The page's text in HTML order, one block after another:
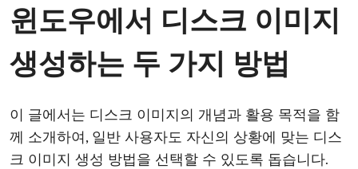
윈도우에서 디스크 이미지
생성하는 두 가지 방법
이 글에서는 디스크 이미지의 개념과 활용 목적을 함
께 소개하여, 일반 사용자도 자신의 상황에 맞는 디스
크 이미지 생성 방법을 선택할 수 있도록 돕습니다.